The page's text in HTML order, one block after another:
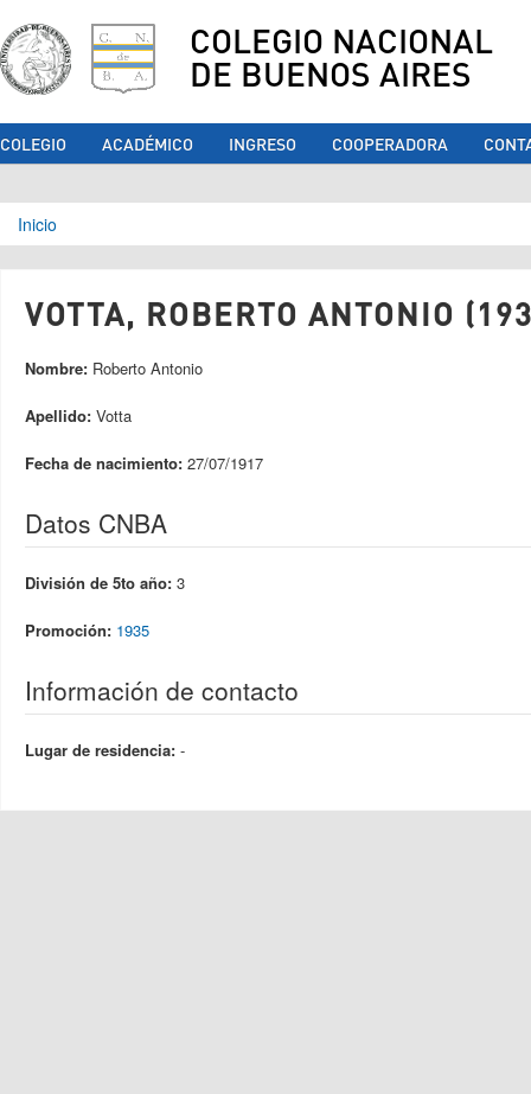
COLEGIO NACIONAL
DE BUENOS AIRES
COLEGIO ACADÉMICO INGRESO COOPERADORA
Se encuentra usted aquí
Inicio
VOTTA, ROBERTO ANTONIO
Nombre: Roberto Antonio
Apellido: Votta
Fecha de nacimiento: 27/07/1917
Datos CNBA
División de 5to año: 3
Promoción: 1935
Información de contacto
Lugar de residencia: -